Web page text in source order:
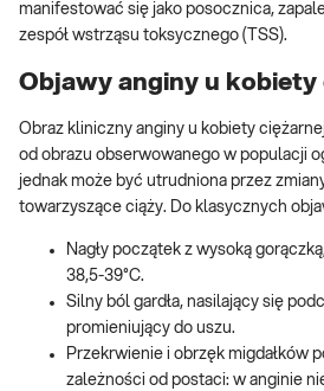
manifestować się jako posocznica,
zespół wstrząsu toksycznego (TSS).
Objawy anginy u kobiety
Obraz kliniczny anginy u kobiety
od obrazu obserwowanego w populacji
jednak może być utrudniona przez
towarzyszące ciąży. Do klasycznych
Nagły początek z wysoką
38,5-39°C.
Silny ból gardła, nasilający się
promieniujący do uszu.
Przekrwienie i obrzęk migdałków
zależności od postaci: w anginie